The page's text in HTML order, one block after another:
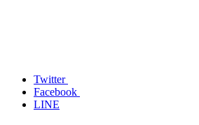
Twitter
Facebook
LINE